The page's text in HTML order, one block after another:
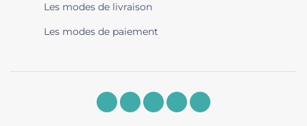
Les modes de livraison
Les modes de paiement